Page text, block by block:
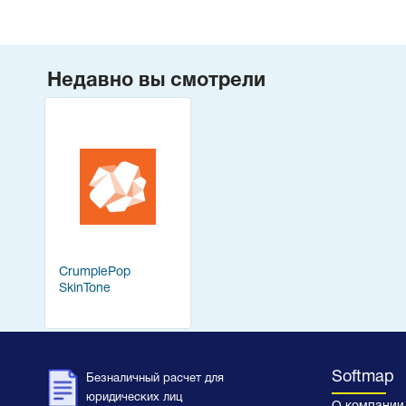
Недавно вы смотрели
CrumplePop
SkinTone
Безналичный расчет для
юридических лиц
Softmap